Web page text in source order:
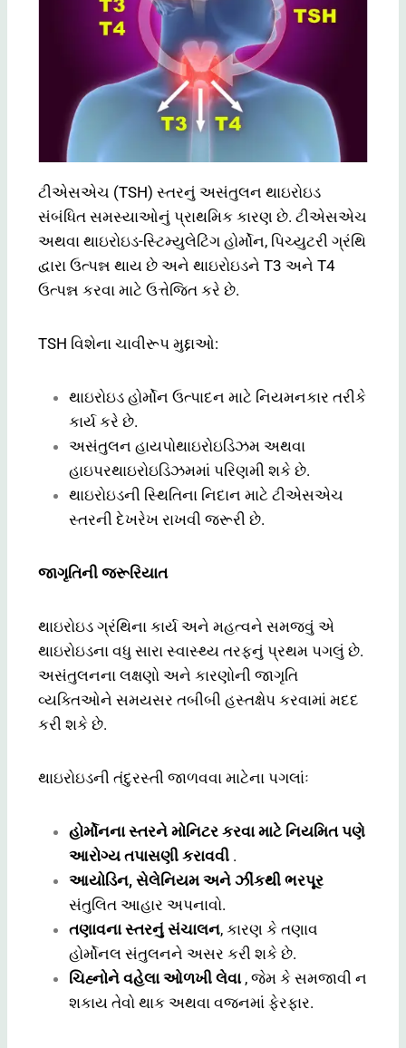
ટીએસએચ (TSH) સ્તરનું અસંતુલન થાઇરોઇડ
સંબંધિત સમસ્યાઓનું પ્રાથમિક કારણ છે. ટીએસએચ
અથવા થાઇરોઇડ-સ્ટિમ્યુલેટિંગ હોર્મોન, પિચ્યુટરી ગ્રંથિ
દ્વારા ઉત્પન્ન થાય છે અને થાઇરોઇડને T3 અને T4
ઉત્પન્ન કરવા માટે ઉત્તેજિત કરે છે.
TSH વિશેના ચાવીરૂપ મુદ્દાઓ:
થાઇરોઇડ હોર્મોન ઉત્પાદન માટે નિયમનકાર તરીકે
કાર્ય કરે છે.
અસંતુલન હાયપોથાઇરોઇડિઝમ અથવા
હાઇપરથાઇરોઇડિઝમમાં પરિણમી શકે છે.
થાઇરોઇડની સ્થિતિના નિદાન માટે ટીએસએચ
સ્તરની દેખરેખ રાખવી જરૂરી છે.
જાગૃતિની જરૂરિયાત
થાઇરોઇડ ગ્રંથિના કાર્ય અને મહત્વને સમજવું એ
થાઇરોઇડના વધુ સારા સ્વાસ્થ્ય તરફનું પ્રથમ પગલું છે.
અસંતુલનના લક્ષણો અને કારણોની જાગૃતિ
વ્યક્તિઓને સમયસર તબીબી હસ્તક્ષેપ કરવામાં મદદ
કરી શકે છે.
થાઇરોઇડની તંદુરસ્તી જાળવવા માટેના પગલાંઃ
હોર્મોનના સ્તરને મોનિટર કરવા માટે નિયમિત પણે
આરોગ્ય તપાસણી કરાવવી .
આયોડિન, સેલેનિયમ અને ઝીંકથી ભરપૂર
સંતુલિત આહાર અપનાવો.
તણાવના સ્તરનું સંચાલન, કારણ કે તણાવ
હોર્મોનલ સંતુલનને અસર કરી શકે છે.
ચિહ્નોને વહેલા ઓળખી લેવા, જેમ કે સમજાવી ન
શકાય તેવો થાક અથવા વજનમાં ફેરફાર.